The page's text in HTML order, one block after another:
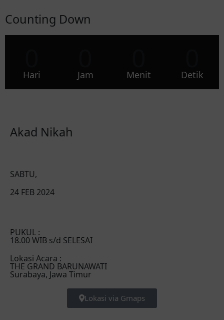
Counting Down
Hari Jam Menit Detik
Akad Nikah
SABTU,
24 FEB 2024
PUKUL :
18.00 WIB s/d SELESAI
Lokasi Acara :
THE GRAND BARUNAWATI
Surabaya, Jawa Timur
Lokasi via Gmaps